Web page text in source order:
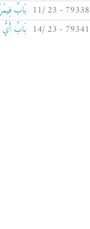
79338 - 23 /11 بَابٌ
79341 - 23 /14 بَابُ أَيُّ